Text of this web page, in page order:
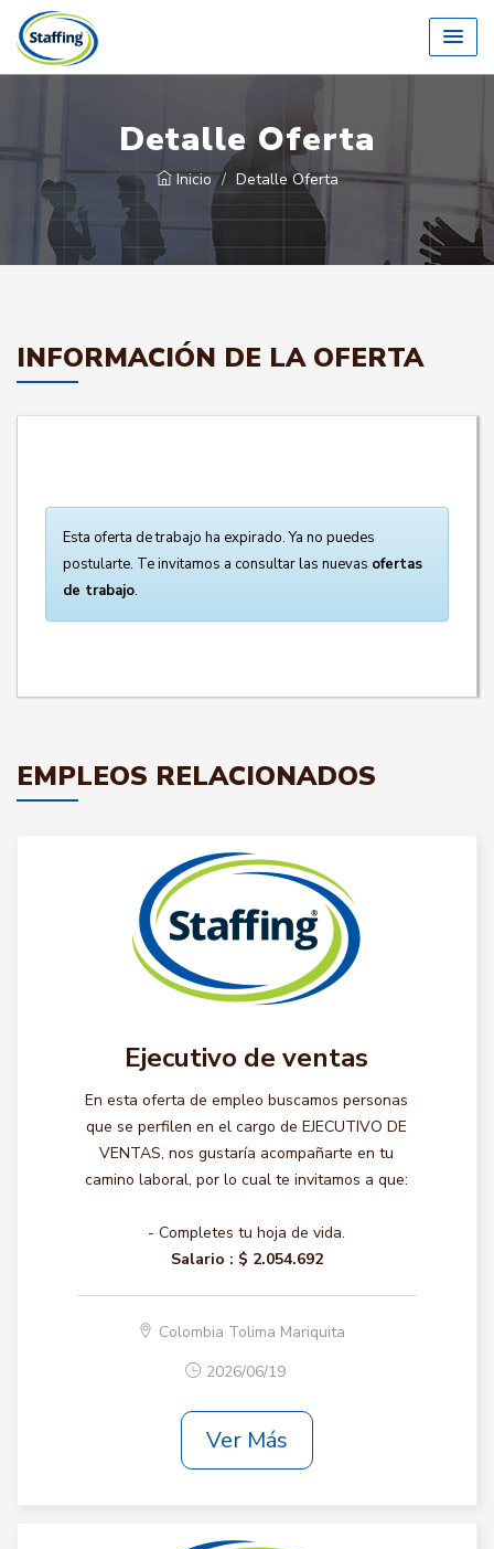
Detalle Oferta
Inicio Detalle Oferta
INFORMACIÓN DE LA OFERTA
Esta oferta de trabajo ha expirado. Ya no puedes
postularte. Te invitamos a consultar las nuevas ofertas
de trabajo.
EMPLEOS RELACIONADOS
Ejecutivo de ventas
En esta oferta de empleo buscamos personas
que se perfilen en el cargo de EJECUTIVO DE
VENTAS, nos gustaría acompañarte en tu
camino laboral, por lo cual te invitamos a que:
- Completes tu hoja de vida.
Salario : $ 2.054.692
Colombia Tolima Mariquita
2026/06/19
Ver Más